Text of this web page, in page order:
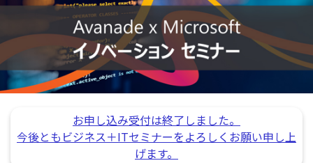
お申し込み受付は終了しました。
今後ともビジネス＋ITセミナーをよろしくお願い申し上
げます。